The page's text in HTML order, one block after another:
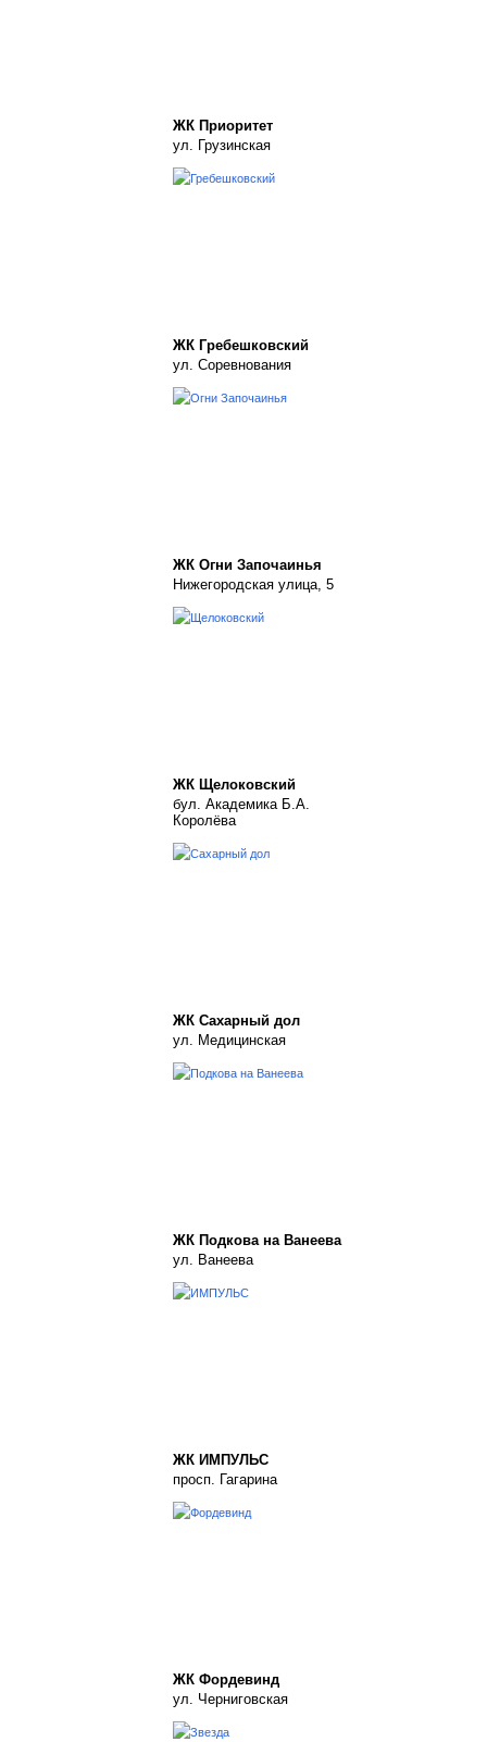
ЖК Приоритет
ул. Грузинская
ЖК Гребешковский
ул. Соревнования
ЖК Огни Започаинья
Нижегородская улица, 5
ЖК Щелоковский
бул. Академика Б.А.
Королёва
ЖК Сахарный дол
ул. Медицинская
ЖК Подкова на Ванеева
ул. Ванеева
ЖК ИМПУЛЬС
просп. Гагарина
ЖК Фордевинд
ул. Черниговская